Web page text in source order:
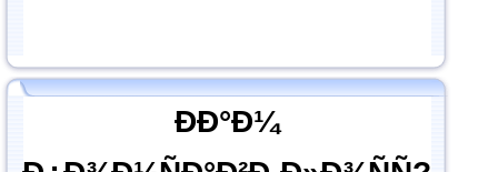
ÐÐ°Ð¼